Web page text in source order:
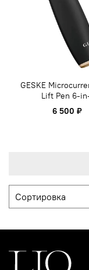
GESKE
Lift Pen 6-
6 500 ₽